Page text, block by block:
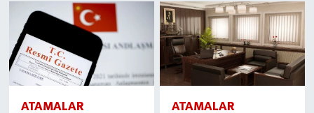
ATAMALAR ATAMALAR